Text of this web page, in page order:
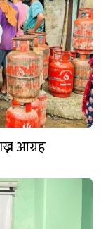
आग्रह